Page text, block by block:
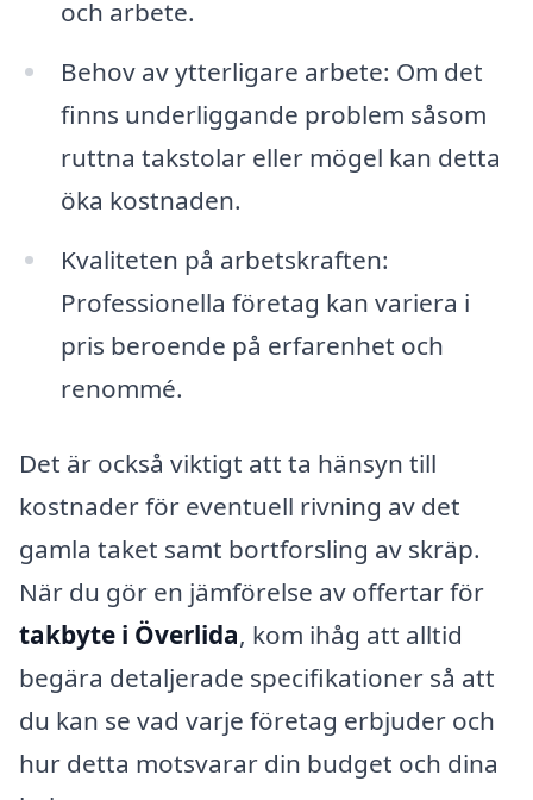
och arbete.
Behov av ytterligare arbete: Om det
finns underliggande problem såsom
ruttna takstolar eller mögel kan detta
öka kostnaden.
Kvaliteten på arbetskraften:
Professionella företag kan variera i
pris beroende på erfarenhet och
renommé.
Det är också viktigt att ta hänsyn till
kostnader för eventuell rivning av det
gamla taket samt bortforsling av skräp.
När du gör en jämförelse av offertar för
takbyte i Överlida, kom ihåg att alltid
begära detaljerade specifikationer så att
du kan se vad varje företag erbjuder och
hur detta motsvarar din budget och dina